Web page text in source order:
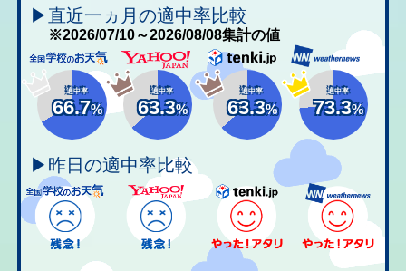
▶直近一ヵ月の適中率比較
※2026/07/10～2026/08/08集計の値
適中率
66.7%
適中率
63.3%
適中率
63.3%
適中率
73.3%
▶昨日の適中率比較